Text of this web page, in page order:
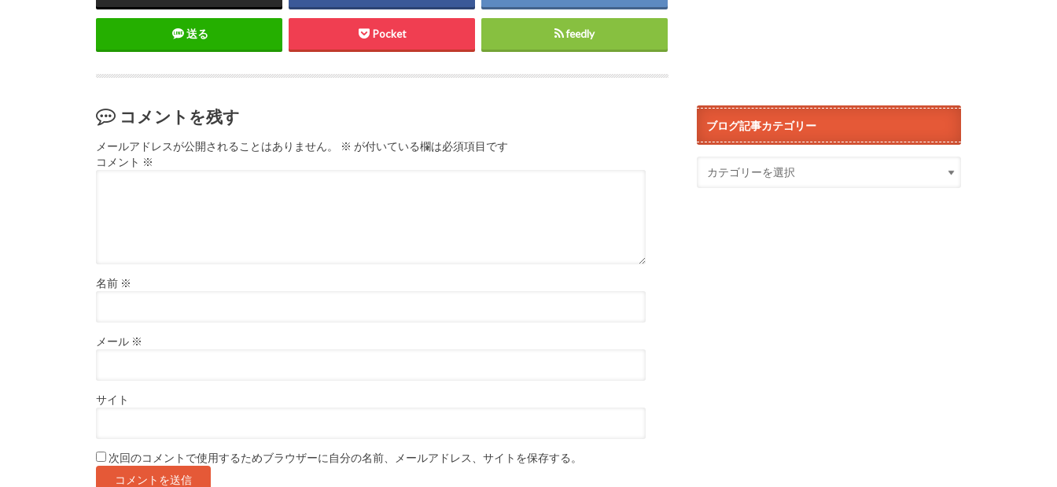
送る Pocket feedly
コメントを残す
メールアドレスが公開されることはありません。 ※ が付いている欄は必須項目です
コメント ※
名前 ※
メール ※
サイト
次回のコメントで使用するためブラウザーに自分の名前、メールアドレス、サイトを保存する。
ブログ記事カテゴリー